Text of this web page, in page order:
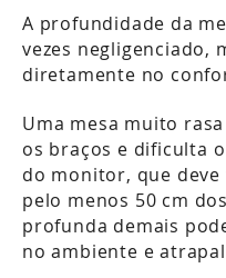
A profundidade da
vezes negligenciado,
diretamente no
Uma mesa muito
os braços e dificulta
do monitor, que
pelo menos 50 cm
profunda demais
no ambiente e